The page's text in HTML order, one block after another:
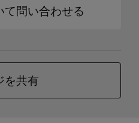
て問い合わせる
を共有